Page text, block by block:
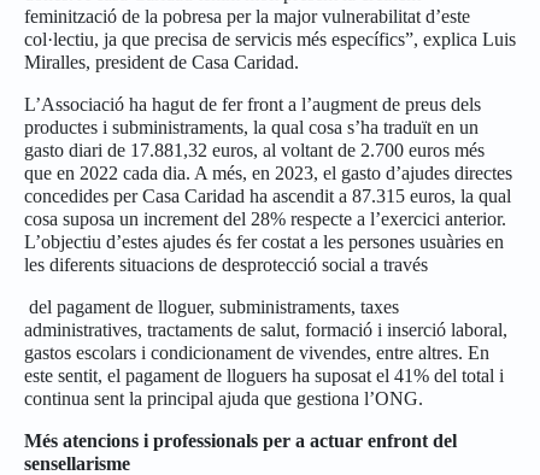
feminització de la pobresa per la major vulnerabilitat d’este
col·lectiu, ja que precisa de servicis més específics”, explica Luis
Miralles, president de Casa Caridad.
L’Associació ha hagut de fer front a l’augment de preus dels
productes i subministraments, la qual cosa s’ha traduït en un
gasto diari de 17.881,32 euros, al voltant de 2.700 euros més
que en 2022 cada dia. A més, en 2023, el gasto d’ajudes directes
concedides per Casa Caridad ha ascendit a 87.315 euros, la qual
cosa suposa un increment del 28% respecte a l’exercici anterior.
L’objectiu d’estes ajudes és fer costat a les persones usuàries en
les diferents situacions de desprotecció social a través
del pagament de lloguer, subministraments, taxes
administratives, tractaments de salut, formació i inserció laboral,
gastos escolars i condicionament de vivendes, entre altres. En
este sentit, el pagament de lloguers ha suposat el 41% del total i
continua sent la principal ajuda que gestiona l’ONG.
Més atencions i professionals per a actuar enfront del
sensellarisme